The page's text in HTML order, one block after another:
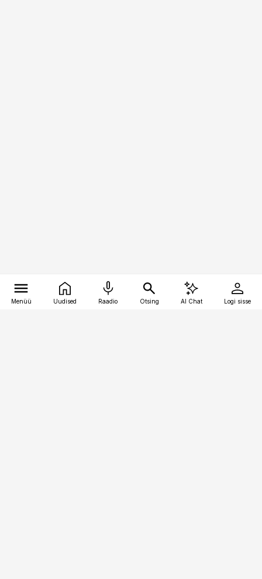
Menüü Uudised Raadio Otsing AI Chat Logi sisse